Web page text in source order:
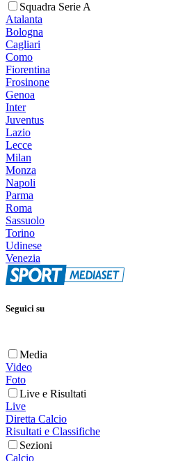
Squadra Serie A
Atalanta
Bologna
Cagliari
Como
Fiorentina
Frosinone
Genoa
Inter
Juventus
Lazio
Lecce
Milan
Monza
Napoli
Parma
Roma
Sassuolo
Torino
Udinese
Venezia
Seguici su
Media
Video
Foto
Live e Risultati
Live
Diretta Calcio
Risultati e Classifiche
Sezioni
Calcio